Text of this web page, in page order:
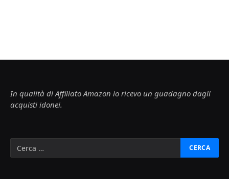
In qualità di Affiliato Amazon io ricevo un guadagno dagli
acquisti idonei.